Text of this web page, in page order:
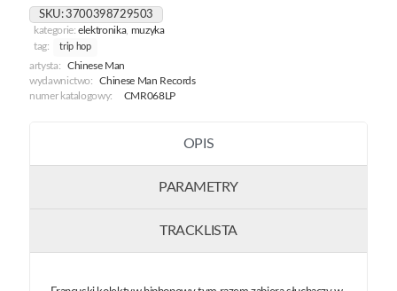
Here
Before
SKU:3700398729503
kategorie:elektronika, muzyka
tag:
trip hop
artysta:
Chinese Man
wydawnictwo:
Chinese Man Records
numer katalogowy:
CMR068LP
OPIS
PARAMETRY
TRACKLISTA